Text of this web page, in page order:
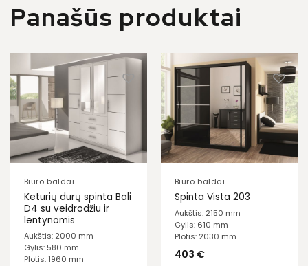
Panašūs produktai
Biuro baldai
Keturių durų spinta Bali
D4 su veidrodžiu ir
lentynomis
Aukštis: 2000 mm
Gylis: 580 mm
Plotis: 1960 mm
Biuro baldai
Spinta Vista 203
Aukštis: 2150 mm
Gylis: 610 mm
Plotis: 2030 mm
403 €